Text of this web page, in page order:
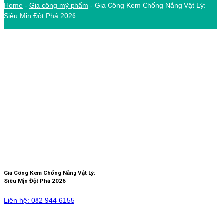
Home - Gia công mỹ phẩm - Gia Công Kem Chống Nắng Vật Lý:
Siêu Mịn Đột Phá 2026
Gia Công Kem Chống Nắng Vật Lý:
Siêu Mịn Đột Phá 2026
Liên hệ: 082 944 6155